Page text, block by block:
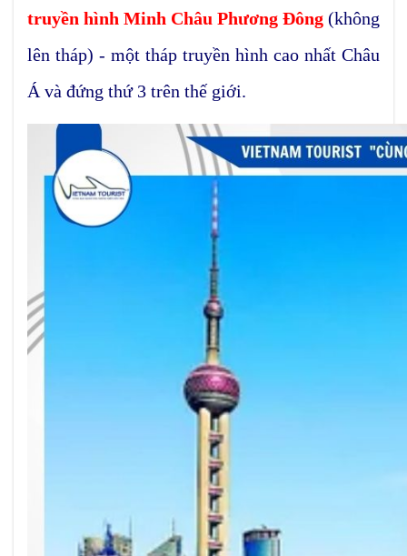
truyền hình Minh Châu Phương Đông (không
lên tháp) - một tháp truyền hình cao nhất Châu
Á và đứng thứ 3 trên thế giới.